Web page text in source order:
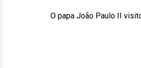
O papa João Paulo II